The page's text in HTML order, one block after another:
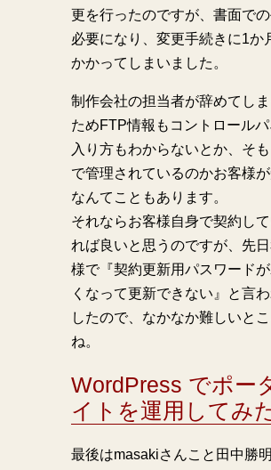
更を行ったのですが、書面で
必要になり、変更手続きに1か
かかってしまいました。
制作会社の担当者が辞めてし
ためFTP情報もコントロール
入り方もわからないとか、そ
で管理されているのかお客様
なんてこともあります。
それならお客様自身で契約し
れば良いと思うのですが、先
様で『契約更新用パスワード
くなって更新できない』と言
したので、なかなか難しいと
ね。
WordPress でポー
イトを運用してみ
最後はmasakiさんこと田中勝